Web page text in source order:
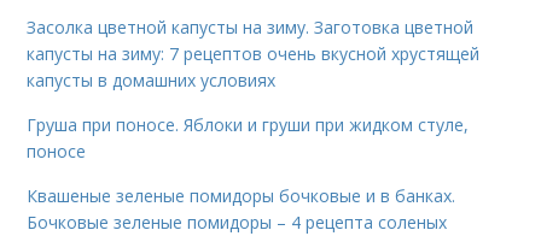
Засолка цветной капусты на зиму. Заготовка цветной
капусты на зиму: 7 рецептов очень вкусной хрустящей
капусты в домашних условиях
Груша при поносе. Яблоки и груши при жидком стуле,
поносе
Квашеные зеленые помидоры бочковые и в банках.
Бочковые зеленые помидоры – 4 рецепта соленых